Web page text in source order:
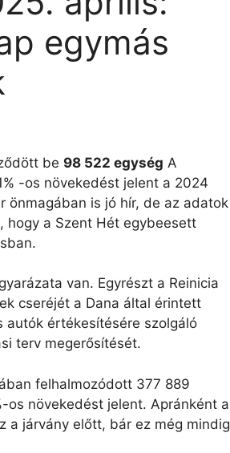
egymás
be 98 522 egység A
-os növekedést jelent a 2024
önmagában is jó hír, de az adatok
hogy a Szent Hét egybeesett
van. Egyrészt a Reinicia
cseréjét a Dana által érintett
autók értékesítésére szolgáló
terv megerősítését.
felhalmozódott 377 889
os növekedést jelent. Apránként a
a járvány előtt, bár ez még mindig